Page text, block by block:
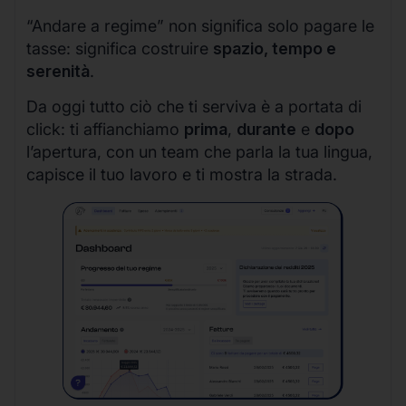
“Andare a regime” non significa solo pagare le
tasse: significa costruire spazio, tempo e
serenità.
Da oggi tutto ciò che ti serviva è a portata di
click: ti affianchiamo prima, durante e dopo
l’apertura, con un team che parla la tua lingua,
capisce il tuo lavoro e ti mostra la strada.